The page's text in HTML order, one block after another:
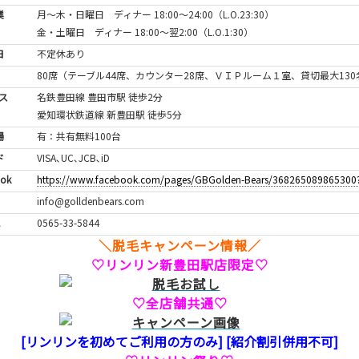
月～木・日曜日 ディナー 18:00～24:00（L.O.23:30）
金・土曜日 ディナー 18:00～翌2:00（L.O.1:30）
不定休あり
80席（テーブル44席、カウンター28席、ＶＩＰルーム１室、貸切最大130
名鉄豊田線 豊田市駅 徒歩2分
愛知環状鉄道線 新豊田駅 徒歩5分
有：共有無料100台
VISA､UC､JCB､iD
https://www.facebook.com/pages/GBGolden-Bears/
info@golldenbears.com
0565-33-5844
＼脱毛キャンペーン情報／
♡リンリン新豊田駅店限定♡
♡全店舗共通♡
[リンリンを初めてご利用の方のみ] [紹介割引併用不可]